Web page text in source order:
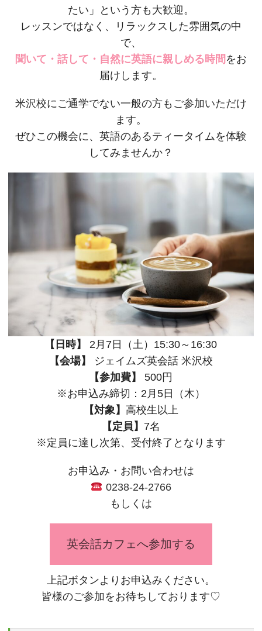
たい」という方も大歓迎。
レッスンではなく、リラックスした雰囲気の中
で、
聞いて・話して・自然に英語に親しめる時間 をお
届けします。
米沢校にご通学でない一般の方もご参加いただけ
ます。
ぜひこの機会に、英語のあるティータイムを体験
してみませんか？
【日時】
2月7日（土）15:30～16:30
【会場】
ジェイムズ英会話 米沢校
【参加費】
500円
※お申込み締切：2月5日（木）
【対象】 高校生以上
【定員】 7名
※定員に達し次第、受付終了となります
お申込み・お問い合わせは
0238-24-2766
もしくは
英会話カフェへ参加する
上記ボタンよりお申込みください。
皆様のご参加をお待ちしております♡